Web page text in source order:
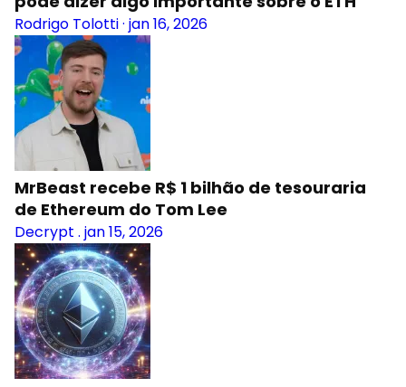
Rodrigo Tolotti· jan 16, 2026
MrBeast recebe R$ 1 bilhão de tesouraria
de Ethereum do Tom Lee
Decrypt . jan 15, 2026